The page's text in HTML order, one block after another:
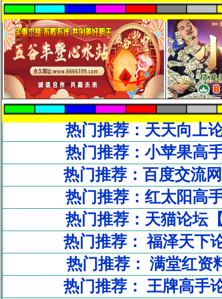
热门推荐：天天向上
热门推荐：小苹果高
热门推荐：百度交流
热门推荐：红太阳高
热门推荐：天猫论坛
热门推荐： 福泽天
热门推荐： 满堂红资
热门推荐： 王牌高